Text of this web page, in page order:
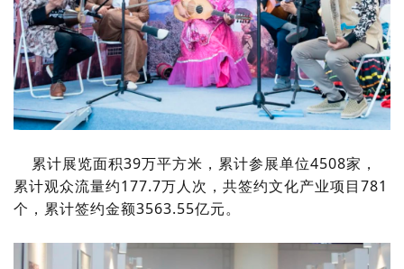
累计展览面积39万平方米，累计参展单位4508家，
累计观众流量约177.7万人次，共签约文化产业项目781
个，累计签约金额3563.55亿元。